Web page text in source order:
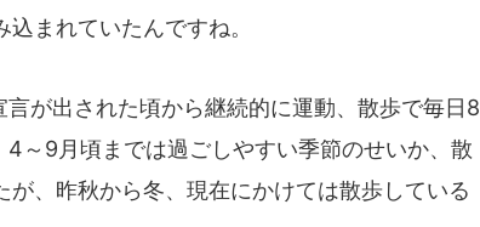
まれていたんですね。
が出された頃から継続的に運動、散歩で毎日8
～9月頃までは過ごしやすい季節のせいか、散
、昨秋から冬、現在にかけては散歩している